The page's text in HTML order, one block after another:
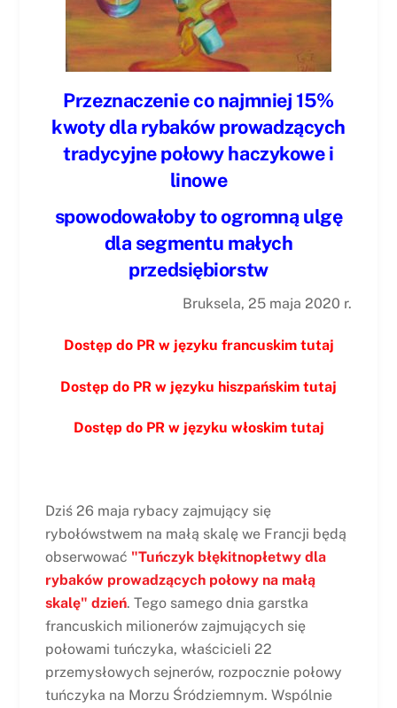
Przeznaczenie co najmniej 15%
kwoty dla rybaków prowadzących
tradycyjne połowy haczykowe i
linowe
spowodowałoby to ogromną ulgę
dla segmentu małych
przedsiębiorstw
Bruksela, 25 maja 2020 r.
Dostęp do PR w języku francuskim tutaj
Dostęp do PR w języku hiszpańskim tutaj
Dostęp do PR w języku włoskim tutaj
Dziś 26 maja rybacy zajmujący się
rybołówstwem na małą skalę we Francji będą
obserwować "Tuńczyk błękitnopłetwy dla
rybaków prowadzących połowy na małą
skalę" dzień. Tego samego dnia garstka
francuskich milionerów zajmujących się
połowami tuńczyka, właścicieli 22
przemysłowych sejnerów, rozpocznie połowy
tuńczyka na Morzu Śródziemnym. Wspólnie